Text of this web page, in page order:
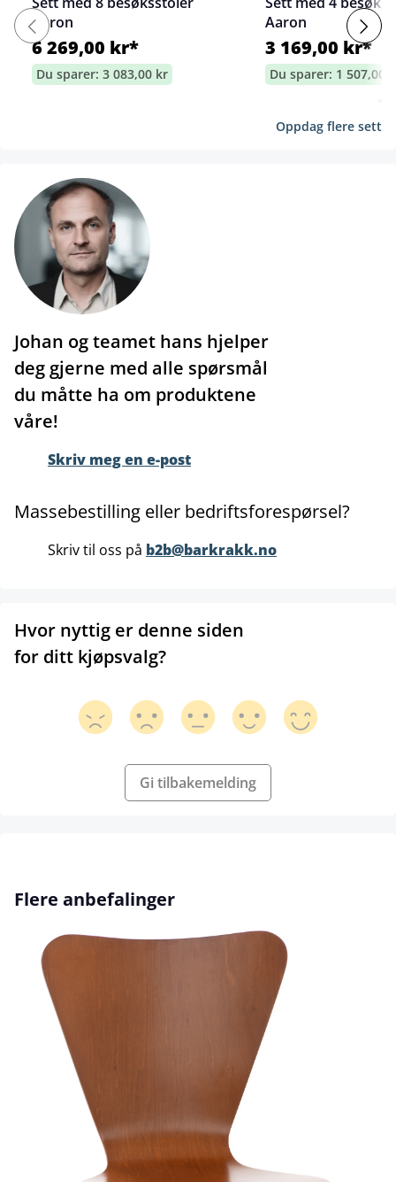
Aaron
6 269,00 kr*
Du sparer: 3 083,00 kr
Aaron
3 169,00 kr*
Du sparer: 1 507,00
Oppdag flere sett
Johan og teamet hans hjelper
deg gjerne med alle spørsmål
du måtte ha om produktene
våre!
Skriv meg en e-post
Massebestilling eller bedriftsforespørsel?
Skriv til oss på b2b@barkrakk.no
Hvor nyttig er denne siden
for ditt kjøpsvalg?
Gi tilbakemelding
Hopp over produktgalleri
Flere anbefalinger